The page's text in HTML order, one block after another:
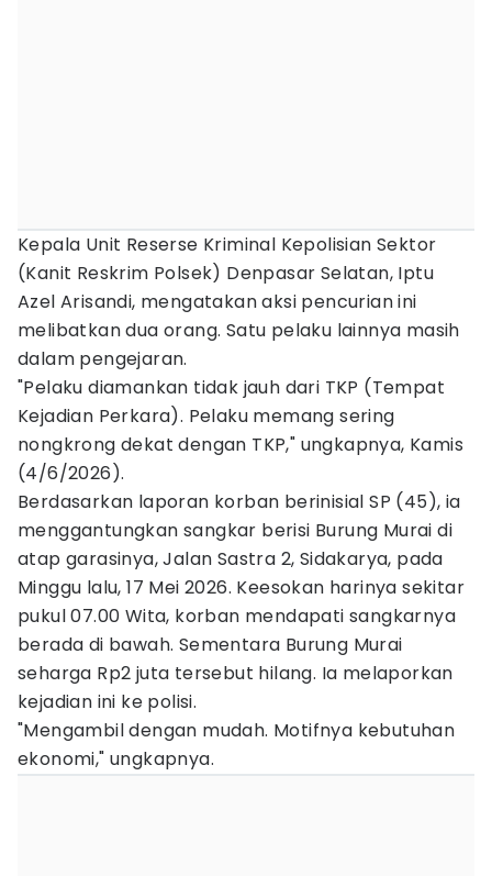
Kepala Unit Reserse Kriminal Kepolisian Sektor
(Kanit Reskrim Polsek) Denpasar Selatan, Iptu
Azel Arisandi, mengatakan aksi pencurian ini
melibatkan dua orang. Satu pelaku lainnya masih
dalam pengejaran.
"Pelaku diamankan tidak jauh dari TKP (Tempat
Kejadian Perkara). Pelaku memang sering
nongkrong dekat dengan TKP," ungkapnya, Kamis
(4/6/2026).
Berdasarkan laporan korban berinisial SP (45), ia
menggantungkan sangkar berisi Burung Murai di
atap garasinya, Jalan Sastra 2, Sidakarya, pada
Minggu lalu, 17 Mei 2026. Keesokan harinya sekitar
pukul 07.00 Wita, korban mendapati sangkarnya
berada di bawah. Sementara Burung Murai
seharga Rp2 juta tersebut hilang. Ia melaporkan
kejadian ini ke polisi.
"Mengambil dengan mudah. Motifnya kebutuhan
ekonomi," ungkapnya.